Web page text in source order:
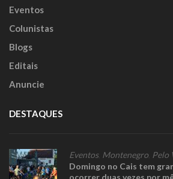
Eventos
Colunistas
Blogs
Editais
Anuncie
DESTAQUES
Eventos, Montenegro Pelo
Domingo no Cais tem